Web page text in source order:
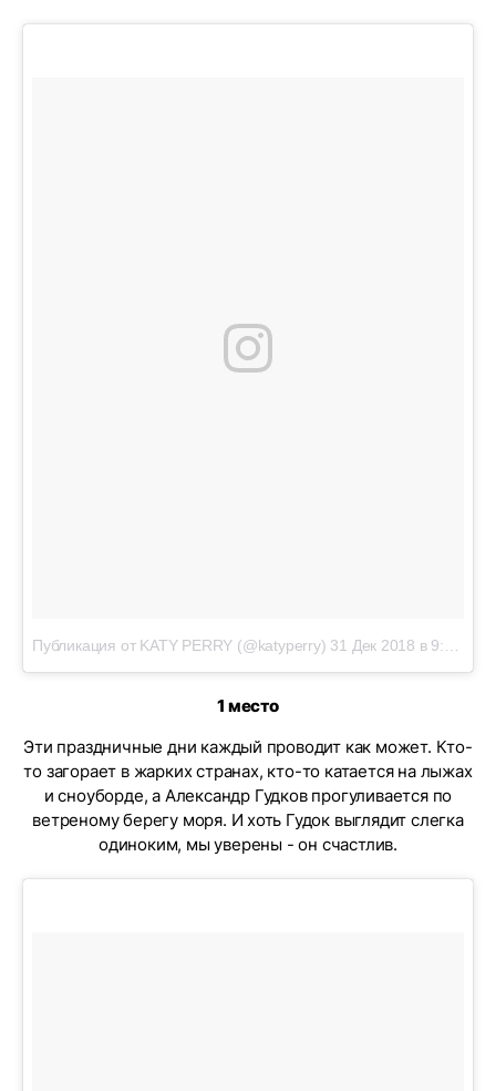
Публикация от KATY PERRY (@katyperry) 31 Дек 2018 в 9:11 PST
1 место
Эти праздничные дни каждый проводит как может. Кто-
то загорает в жарких странах, кто-то катается на лыжах
и сноуборде, а Александр Гудков прогуливается по
ветреному берегу моря. И хоть Гудок выглядит слегка
одиноким, мы уверены - он счастлив.